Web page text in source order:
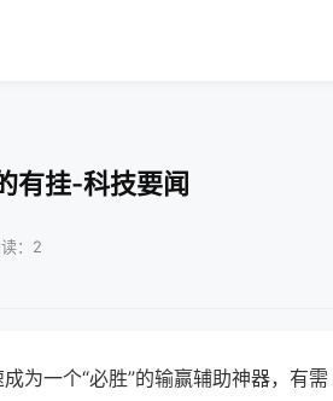
有挂-科技要闻
：2
为一个“必胜”的输赢辅助神器，有需